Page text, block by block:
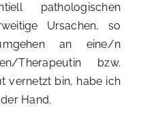
pathologischen
Ursachen, so
an eine/n
Therapeutin bzw.
vernetzt bin, habe ich
Hand.